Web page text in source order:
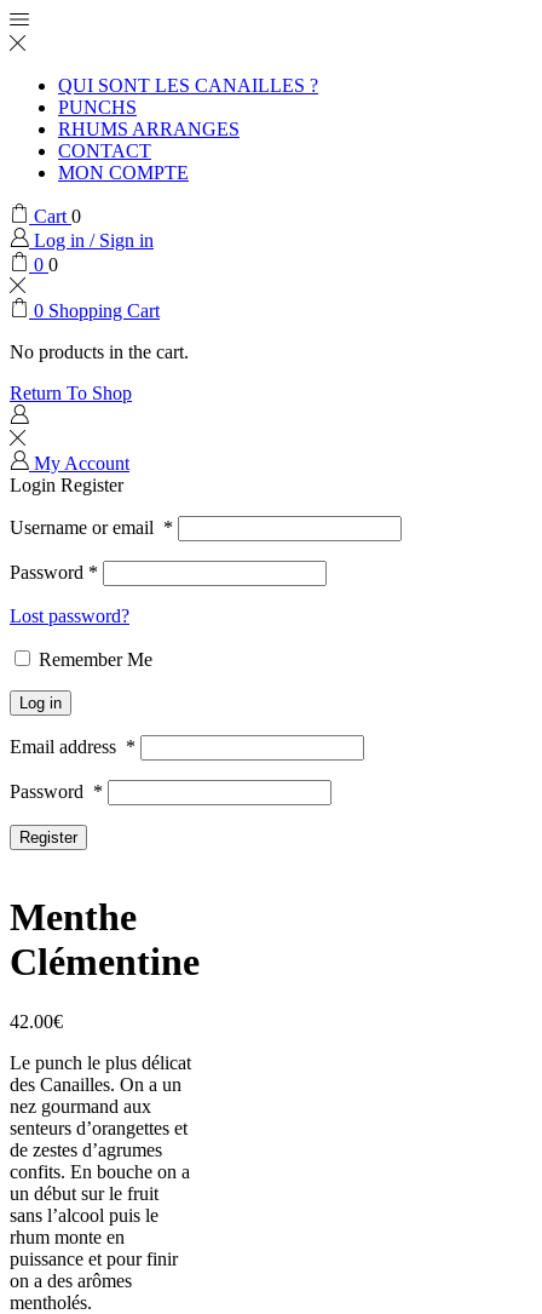
QUI SONT LES CANAILLES ?
PUNCHS
RHUMS ARRANGES
CONTACT
MON COMPTE
Cart 0
Log in / Sign in
0 0
0 Shopping Cart
No products in the cart.
Return To Shop
My Account
Login Register
Username or email *
Password *
Lost password?
Remember Me
Log in
Email address *
Password *
Register
Menthe
Clémentine
42.00€
Le punch le plus délicat
des Canailles. On a un
nez gourmand aux
senteurs d’orangettes et
de zestes d’agrumes
confits. En bouche on a
un début sur le fruit
sans l’alcool puis le
rhum monte en
puissance et pour finir
on a des arômes
mentholés.